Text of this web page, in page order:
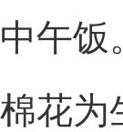
中午饭
棉花为